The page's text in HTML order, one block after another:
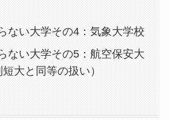
ない大学その4：気象大学校
ない大学その5：航空保安大
大と同等の扱い）